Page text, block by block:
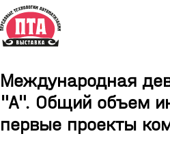
Международная
"А". Общий объем
первые проекты